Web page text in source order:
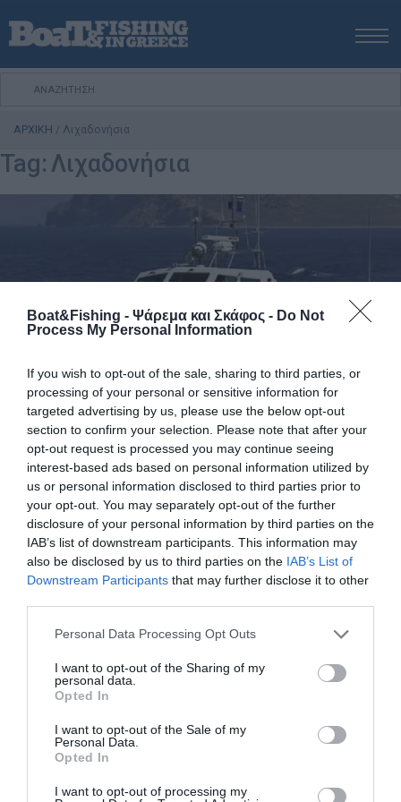
Boat&Fishing - Ψάρεμα και Σκάφος - Do Not
Process My Personal Information
If you wish to opt-out of the sale, sharing to third parties, or
processing of your personal or sensitive information for
targeted advertising by us, please use the below opt-out
section to confirm your selection. Please note that after your
opt-out request is processed you may continue seeing
interest-based ads based on personal information utilized by
us or personal information disclosed to third parties prior to
your opt-out. You may separately opt-out of the further
disclosure of your personal information by third parties on the
IAB’s list of downstream participants. This information may
also be disclosed by us to third parties on the IAB’s List of
Downstream Participants that may further disclose it to other
Personal Data Processing Opt Outs
I want to opt-out of the Sharing of my
personal data.
Opted In
I want to opt-out of the Sale of my
Personal Data.
Opted In
I want to opt-out of processing my
ΑΡΧΙΚΗ
ΕΚΔΟΣΕΙΣ
ΨΑΡΕΜΑ ΑΠΟ ΑΚΤΗ
ΨΑΡΕΜΑ ΑΠΟ ΣΚΑΦΟΣ
ΘΕΣΣΑΛΟΝΙΚΗ BOAT & FISHING SHOW 2025
ΑΡΧΙΚΗ / Λιχαδονήσια
Tag:Λιχαδονήσια
Βόρεια Εύβοια: Παράνομο ψαροντούφεκο
Επεισοδιακή σύλληψη στα Λιχαδονήσια
Το πρωί της Δευτέρας, περιπολικό σκάφος Λ.Σ. – ΕΛ.ΑΚΤ.,
εντόπισε ημεδαπό να διενεργεί παράνομη υποβρύχια αλιεία,
στη θαλάσσια περιοχή ”ΛΙΧΑΔΟΝΗΣΙΩΝ” βόρειου Ευβοϊκού
κόλπου. Συγκεκριμένα, ο ανωτέρω διενεργούσε παράνομη
υποβρύχια αλιεία με χρήση αναπνευστικής καταδυτικής
συσκευής, φακό και ψαροντούφεκο, ενώ συνελήφθη για
παράβαση των διατάξεων 169 ”Απείθεια” και 361 ”Εξύβριση”